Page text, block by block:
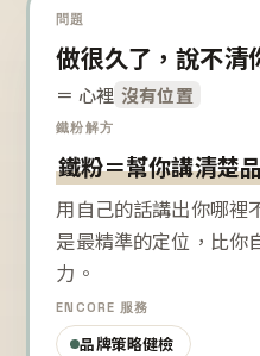
問題
做很久了，說不清
＝ 心裡 沒有位置
鐵粉解方
鐵粉＝幫你講清楚
用自己的話講出你哪裡
是最精準的定位，比你
力。
ENCORE 服務
品牌策略健檢